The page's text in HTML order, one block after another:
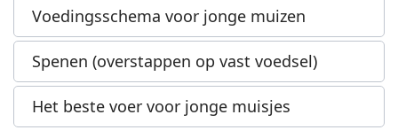
Voedingsschema voor jonge muizen
Spenen (overstappen op vast voedsel)
Het beste voer voor jonge muisjes